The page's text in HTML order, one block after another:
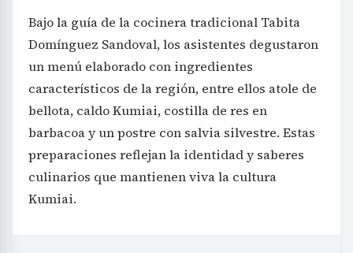
Bajo la guía de la cocinera tradicional Tabita
Domínguez Sandoval, los asistentes degustaron
un menú elaborado con ingredientes
característicos de la región, entre ellos atole de
bellota, caldo Kumiai, costilla de res en
barbacoa y un postre con salvia silvestre. Estas
preparaciones reflejan la identidad y saberes
culinarios que mantienen viva la cultura
Kumiai.